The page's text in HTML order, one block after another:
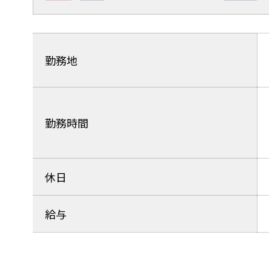
勤務地
勤務時間
休日
給与